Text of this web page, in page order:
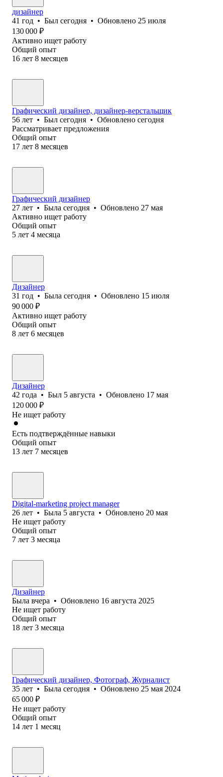
дизайнер
41 год • Был сегодня • Обновлено 25 июля
130 000 ₽
Активно ищет работу
Общий опыт
16 лет 8 месяцев
Графический дизайнер, дизайнер-верстальщик
56 лет • Был сегодня • Обновлено сегодня
Рассматривает предложения
Общий опыт
17 лет 8 месяцев
Графический дизайнер
27 лет • Была сегодня • Обновлено 27 мая
Активно ищет работу
Общий опыт
5 лет 4 месяца
Дизайнер
31 год • Была сегодня • Обновлено 15 июля
90 000 ₽
Активно ищет работу
Общий опыт
8 лет 6 месяцев
Дизайнер
42 года • Был 5 августа • Обновлено 17 мая
120 000 ₽
Не ищет работу
Есть подтверждённые навыки
Общий опыт
13 лет 7 месяцев
Digital-marketing project manager
26 лет • Была 5 августа • Обновлено 20 мая
Не ищет работу
Общий опыт
7 лет 3 месяца
Дизайнер
Была вчера • Обновлено 16 августа 2025
Не ищет работу
Общий опыт
18 лет 3 месяца
Графический дизайнер, Фотограф, Журналист
35 лет • Была сегодня • Обновлено 25 мая 2024
65 000 ₽
Не ищет работу
Общий опыт
14 лет 1 месяц